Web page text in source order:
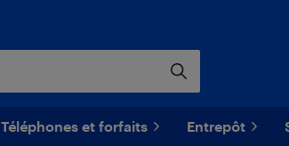
Téléphones et forfaits Entrepôt